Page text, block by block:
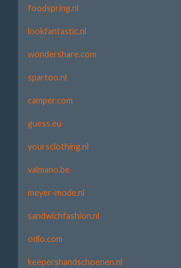
foodspring.nl
lookfantastic.nl
wondershare.com
spartoo.nl
camper.com
guess.eu
yoursclothing.nl
valmano.be
meyer-mode.nl
sandwichfashion.nl
odlo.com
keepershandschoenen.nl